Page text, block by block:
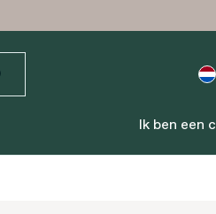
Ik ben een